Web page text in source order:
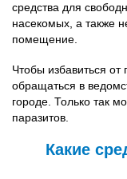
средства для
насекомых, а также
помещение.
Чтобы избавиться
обращаться в
городе. Только так
паразитов.
Какие